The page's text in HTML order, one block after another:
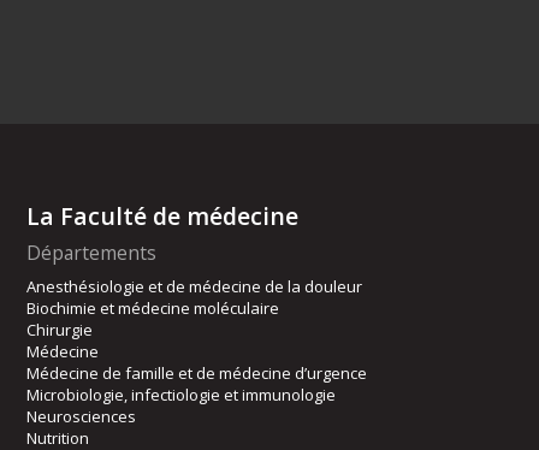
La Faculté de médecine
Départements
Anesthésiologie et de médecine de la douleur
Biochimie et médecine moléculaire
Chirurgie
Médecine
Médecine de famille et de médecine d’urgence
Microbiologie, infectiologie et immunologie
Neurosciences
Nutrition